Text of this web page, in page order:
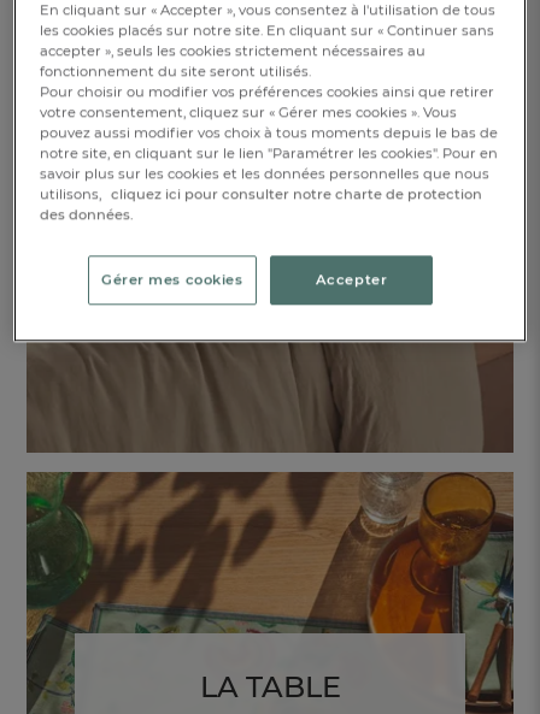
LA CHAMBRE
De la literie au linge de lit, découvrez nos
essentiels de saison pour parfaire
DÉCOUVRIR
LA TABLE
En cliquant sur « Accepter », vous consentez à l'utilisation de tous
les cookies placés sur notre site. En cliquant sur « Continuer sans
accepter », seuls les cookies strictement nécessaires au
fonctionnement du site seront utilisés.
Pour choisir ou modifier vos préférences cookies ainsi que retirer
votre consentement, cliquez sur « Gérer mes cookies ». Vous
pouvez aussi modifier vos choix à tous moments depuis le bas de
notre site, en cliquant sur le lien "Paramétrer les cookies". Pour en
savoir plus sur les cookies et les données personnelles que nous
utilisons, cliquez ici pour consulter notre charte de protection
des données.
Gérer mes cookies Accepter